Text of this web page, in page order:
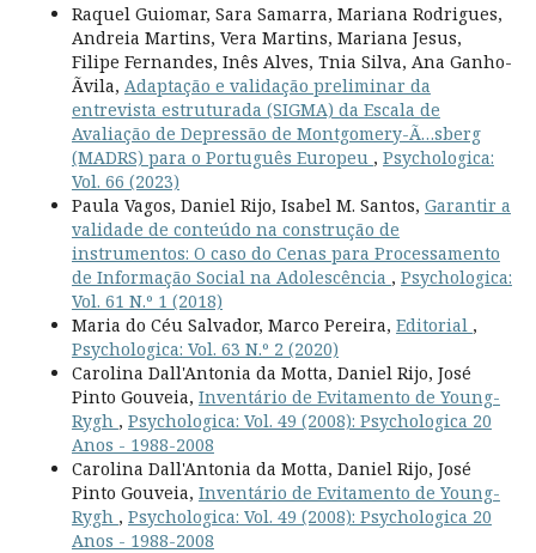
Raquel Guiomar, Sara Samarra, Mariana Rodrigues,
Andreia Martins, Vera Martins, Mariana Jesus,
Filipe Fernandes, Inês Alves, Tnia Silva, Ana Ganho-
Ãvila, Adaptação e validação preliminar da
entrevista estruturada (SIGMA) da Escala de
Avaliação de Depressão de Montgomery-Ã…sberg
(MADRS) para o Português Europeu , Psychologica:
Vol. 66 (2023)
Paula Vagos, Daniel Rijo, Isabel M. Santos, Garantir a
validade de conteúdo na construção de
instrumentos: O caso do Cenas para Processamento
de Informação Social na Adolescência , Psychologica:
Vol. 61 N.º 1 (2018)
Maria do Céu Salvador, Marco Pereira, Editorial ,
Psychologica: Vol. 63 N.º 2 (2020)
Carolina Dall'Antonia da Motta, Daniel Rijo, José
Pinto Gouveia, Inventário de Evitamento de Young-
Rygh , Psychologica: Vol. 49 (2008): Psychologica 20
Anos - 1988-2008
Carolina Dall'Antonia da Motta, Daniel Rijo, José
Pinto Gouveia, Inventário de Evitamento de Young-
Rygh , Psychologica: Vol. 49 (2008): Psychologica 20
Anos - 1988-2008